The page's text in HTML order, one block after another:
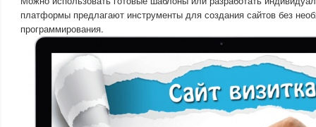
платформы предлагают инструменты для создания сайтов без
программирования.